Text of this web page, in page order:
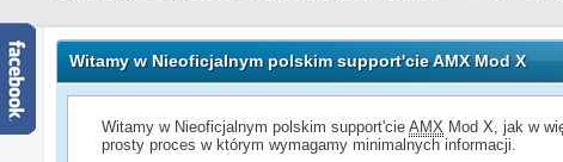
Witamy w Nieoficjalnym polskim support'cie AMX Mod X
Witamy w Nieoficjalnym polskim support'cieAMX Mod X, jak w
prosty proces w którym wymagamy minimalnych informacji.